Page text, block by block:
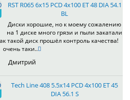
RST R065 6x15 PCD 4x100 ET 48 DIA 54.1
BL
Диски хорошие, но к моему сожалению
на 1 диске много грязи и пыли закатали
такой диск прошёл контроль качества!
очень таки..
Дмитрий
Tech Line 408 5.5x14 PCD 4x100 ET 45
DIA 56.1 S